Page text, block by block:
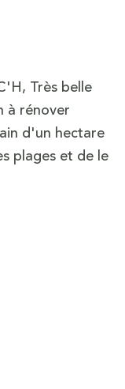
Très belle
à rénover
d'un hectare
plages et de le